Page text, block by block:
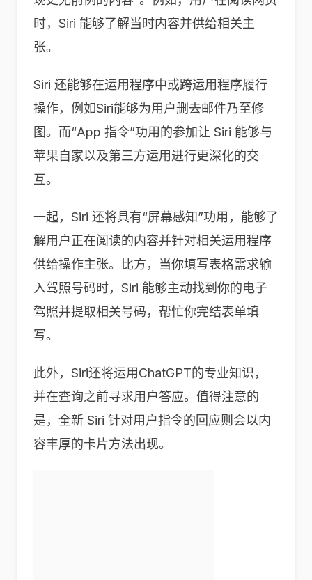
时，Siri 能够了解当时内容并供给相关主
张。
Siri 还能够在运用程序中或跨运用程序履行
操作，例如Siri能够为用户删去邮件乃至修
图。而“App 指令”功用的参加让 Siri 能够与
苹果自家以及第三方运用进行更深化的交
互。
一起，Siri 还将具有“屏幕感知”功用，能够了
解用户正在阅读的内容并针对相关运用程序
供给操作主张。比方，当你填写表格需求输
入驾照号码时，Siri 能够主动找到你的电子
驾照并提取相关号码，帮忙你完结表单填
写。
此外，Siri还将运用ChatGPT的专业知识，
并在查询之前寻求用户答应。值得注意的
是，全新 Siri 针对用户指令的回应则会以内
容丰厚的卡片方法出现。